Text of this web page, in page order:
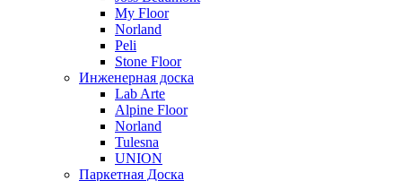
My Floor
Norland
Peli
Stone Floor
Инженерная доска
Lab Arte
Alpine Floor
Norland
Tulesna
UNION
Паркетная Доска